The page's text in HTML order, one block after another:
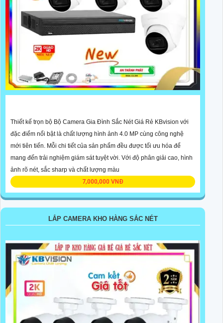
Thiết kế trọn bộ Bộ Camera Gia Đình Sắc Nét Giá Rẻ KBvision với
đặc điểm nổi bật là chất lượng hình ảnh 4.0 MP cùng công nghệ
mới tiên tiến. Mỗi chi tiết của sản phẩm đều được tối ưu hóa để
mang đến trải nghiệm giám sát tuyệt vời. Với độ phân giải cao, hình
ảnh rõ nét, sắc sharp và chất lượng màu
7,000,000 VNĐ
LẮP CAMERA KHO HÀNG SẮC NÉT